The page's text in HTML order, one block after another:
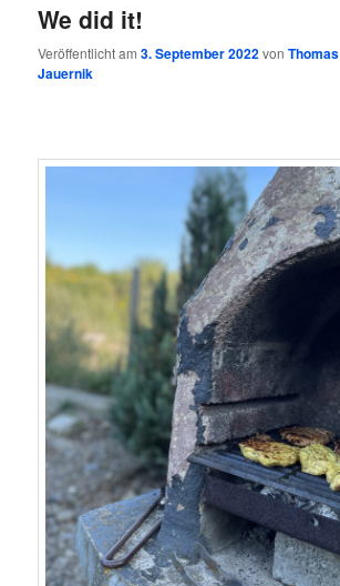
We did it!
Veröffentlicht am3. September 2022vonThomas
Jauernik